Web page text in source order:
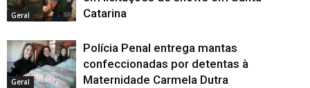
Geral
Catarina
Geral
Polícia Penal entrega mantas
confeccionadas por detentas à
Maternidade Carmela Dutra